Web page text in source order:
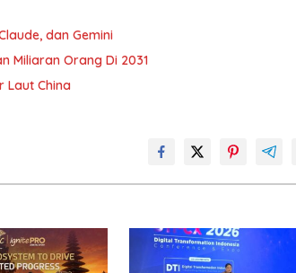
dan Gemini
Miliaran Orang Di 2031
Laut China